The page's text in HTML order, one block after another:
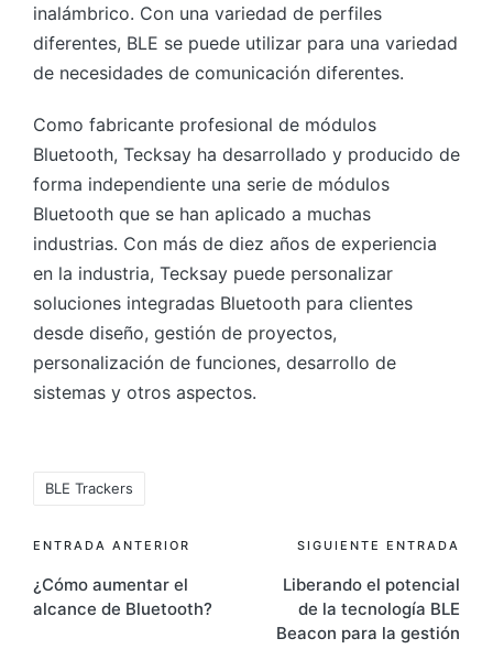
inalámbrico. Con una variedad de perfiles
diferentes, BLE se puede utilizar para una variedad
de necesidades de comunicación diferentes.
Como fabricante profesional de módulos
Bluetooth, Tecksay ha desarrollado y producido de
forma independiente una serie de módulos
Bluetooth que se han aplicado a muchas
industrias. Con más de diez años de experiencia
en la industria, Tecksay puede personalizar
soluciones integradas Bluetooth para clientes
desde diseño, gestión de proyectos,
personalización de funciones, desarrollo de
sistemas y otros aspectos.
BLE Trackers
Navegación
de
ENTRADA ANTERIOR
¿Cómo aumentar el
alcance de Bluetooth?
SIGUIENTE ENTRADA
Liberando el potencial
de la tecnología BLE
Beacon para la gestión